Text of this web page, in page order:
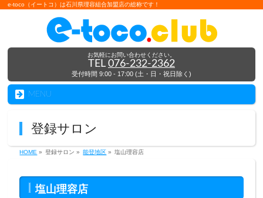
e-toco（イートコ）は石川県理容組合加盟店の総称です！
お気軽にお問い合わせください。
TEL 076-232-2362
受付時間 9:00 - 17:00 (土・日・祝日除く)
MENU
登録サロン
HOME » 登録サロン » 能登地区 » 塩山理容店
塩山理容店